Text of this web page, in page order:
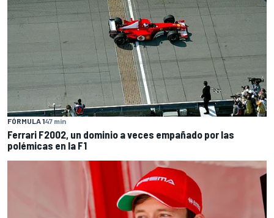
FÓRMULA 147 min
Ferrari F2002, un dominio a veces empañado por las
polémicas en la F1